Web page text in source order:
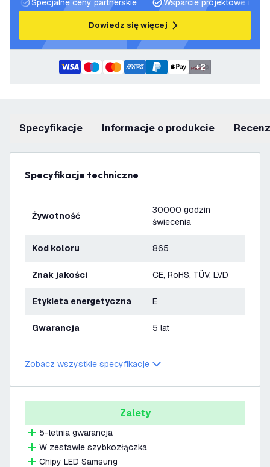
Specjalne ceny partnerskie
Wsparcie projektowe i
Dowiedz się więcej
+2
Specyfikacje informacje o produkcie
Specyfikacje techniczne
Żywotność
30000 godzin
świecenia
Kod koloru 865
Znak jakości CE, RoHS, TÜV, LVD
Etykieta energetyczna E
Gwarancja 5 lat
Zobacz wszystkie specyfikacje
Zalety
5-letnia gwarancja
W zestawie szybkozłączka
Chipy LED Samsung